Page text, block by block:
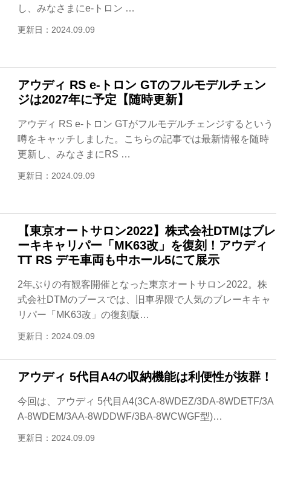
し、みなさまにe-トロン …
更新日：2024.09.09
アウディ RS e-トロン GTのフルモデルチェン
ジは2027年に予定【随時更新】
アウディ RS e-トロン GTがフルモデルチェンジするという
噂をキャッチしました。こちらの記事では最新情報を随時
更新し、みなさまにRS …
更新日：2024.09.09
【東京オートサロン2022】株式会社DTMはブレ
ーキキャリパー「MK63改」を復刻！アウディ
TT RS デモ車両も中ホール5にて展示
2年ぶりの有観客開催となった東京オートサロン2022。株
式会社DTMのブースでは、旧車界隈で人気のブレーキキャ
リパー「MK63改」の復刻版…
更新日：2024.09.09
アウディ 5代目A4の収納機能は利便性が抜群！
今回は、アウディ 5代目A4(3CA-8WDEZ/3DA-8WDETF/3A
A-8WDEM/3AA-8WDDWF/3BA-8WCWGF型)…
更新日：2024.09.09